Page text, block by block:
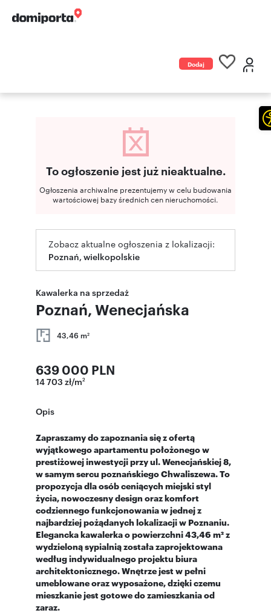
Dodaj
To ogłoszenie jest już nieaktualne.
Ogłoszenia archiwalne prezentujemy w celu budowania
wartościowej bazy średnich cen nieruchomości.
Zobacz aktualne ogłoszenia z lokalizacji:
Poznań, wielkopolskie
Kawalerka na sprzedaż
Poznań, Wenecjańska
43,46 m2
639 000 PLN
14 703 zł/m2
Opis
Zapraszamy do zapoznania się z ofertą
wyjątkowego apartamentu położonego w
prestiżowej inwestycji przy ul. Wenecjańskiej 8,
w samym sercu poznańskiego Chwaliszewa. To
propozycja dla osób ceniących miejski styl
życia, nowoczesny design oraz komfort
codziennego funkcjonowania w jednej z
najbardziej pożądanych lokalizacji w Poznaniu.
Elegancka kawalerka o powierzchni 43,46 m² z
wydzieloną sypialnią została zaprojektowana
według indywidualnego projektu biura
architektonicznego. Wnętrze jest w pełni
umeblowane oraz wyposażone, dzięki czemu
mieszkanie jest gotowe do zamieszkania od
zaraz.